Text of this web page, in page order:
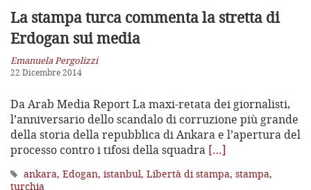
La stampa turca commenta la stretta di
Erdogan sui media
Emanuela Pergolizzi
22 Dicembre 2014
Da Arab Media Report La maxi-retata dei giornalisti,
l’anniversario dello scandalo di corruzione più grande
della storia della repubblica di Ankara e l’apertura del
processo contro i tifosi della squadra […]
ankara, Edogan, istanbul, Libertà di stampa, stampa,
turchia